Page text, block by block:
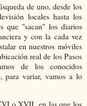
de uno, desde los
locales hasta los
que "sacan" los diarios
y con la cada vez
en nuestros móviles
real de los Pasos
de los conocidos
para variar, vamos a lo
o XVII en las que los